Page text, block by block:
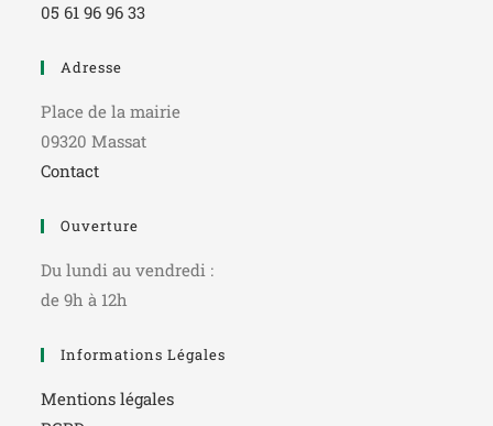
05 61 96 96 33
Adresse
Place de la mairie
09320 Massat
Contact
Ouverture
Du lundi au vendredi :
de 9h à 12h
Informations Légales
Mentions légales